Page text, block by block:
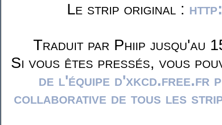
Le strip original :
Traduit par Phiip jusqu'au
Si vous êtes pressés, vous
de l'équipe d'xkcd.free.fr
collaborative de tous les